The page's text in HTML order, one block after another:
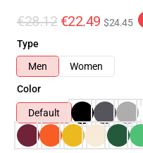
€28.12 €22.49 $24.45
Type
Men
Women
Color
Default